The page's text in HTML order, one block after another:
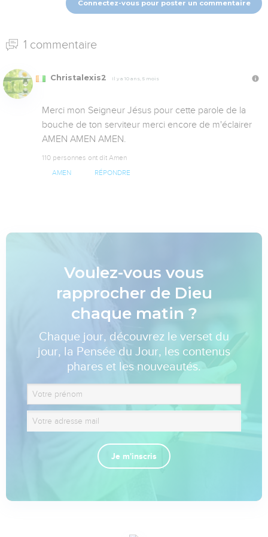
Connectez-vous pour poster un commentaire
1 commentaire
Christalexis2 Il y a 10 ans, 5 mois
Merci mon Seigneur Jésus pour cette parole de la
bouche de ton serviteur merci encore de m'éclairer
AMEN AMEN AMEN.
110 personnes ont dit Amen
AMEN RÉPONDRE
Voulez-vous vous
rapprocher de Dieu
chaque matin ?
Chaque jour, découvrez le verset du
jour, la Pensée du Jour, les contenus
phares et les nouveautés.
Je m'inscris